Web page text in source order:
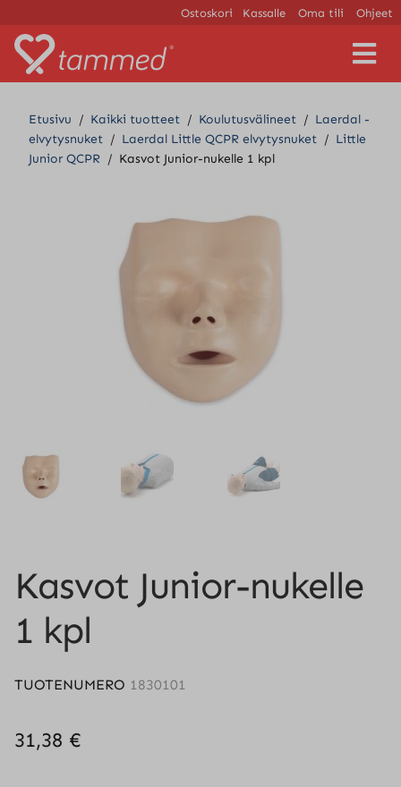
Ostoskori Kassalle Oma tili Ohjeet
V
a
l
Etusivu / Kaikki tuotteet / Koulutusvälineet / Laerdal -
elvytysnuket / Laerdal Little QCPR elvytysnuket / Little
Junior QCPR / Kasvot Junior-nukelle 1 kpl
Kasvot Junior-nukelle
1 kpl
TUOTENUMERO 1830101
31,38 €